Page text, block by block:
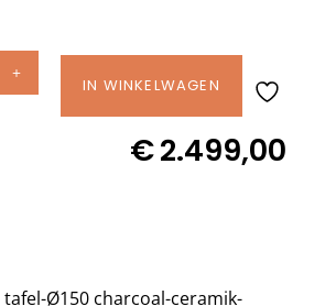
IN WINKELWAGEN
€2.499,00
tafel-Ø150 charcoal-ceramik-